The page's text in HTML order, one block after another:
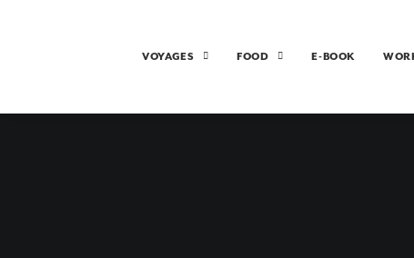
VOYAGES FOOD E-BOOK